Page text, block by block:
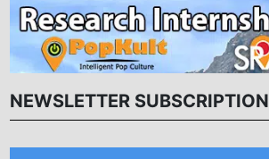
NEWSLETTER SUBSCRIPTION